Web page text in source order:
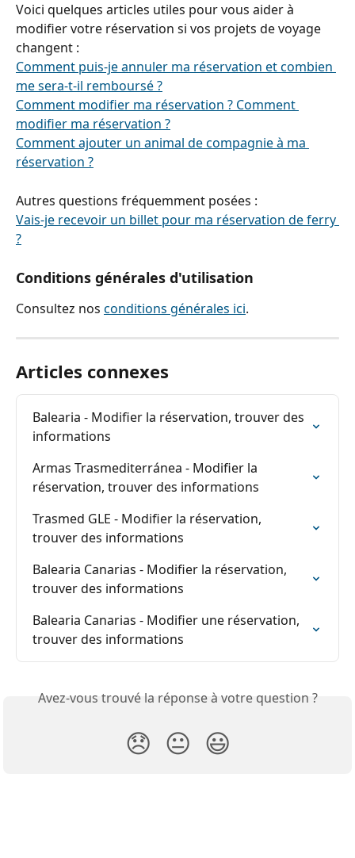
Voici quelques articles utiles pour vous aider à
modifier votre réservation si vos projets de voyage
changent :
Comment puis-je annuler ma réservation et combien
me sera-t-il remboursé ?
Comment modifier ma réservation ? Comment
modifier ma réservation ?
Comment ajouter un animal de compagnie à ma
réservation ?
Autres questions fréquemment posées :
Vais-je recevoir un billet pour ma réservation de ferry
?
Conditions générales d'utilisation
Consultez nos conditions générales ici.
Articles connexes
Balearia - Modifier la réservation, trouver des
informations
Armas Trasmediterránea - Modifier la
réservation, trouver des informations
Trasmed GLE - Modifier la réservation,
trouver des informations
Balearia Canarias - Modifier la réservation,
trouver des informations
Balearia Canarias - Modifier une réservation,
trouver des informations
Avez-vous trouvé la réponse à votre question ?
😞 😐 😃